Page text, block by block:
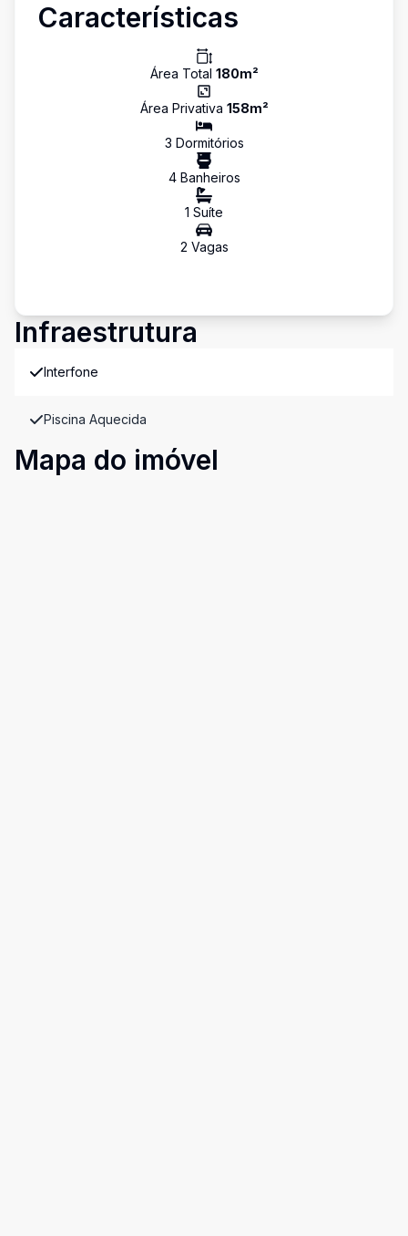
Características
Área Total 180m²
Área Privativa 158m²
3 Dormitórios
4Banheiros
1 Suíte
2 Vagas
Infraestrutura
Interfone
Piscina Aquecida
Mapa do imóvel